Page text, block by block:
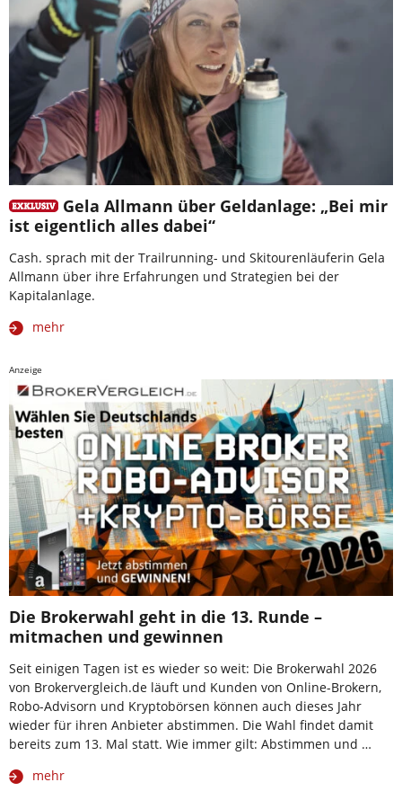
Gela Allmann über Geldanlage: „Bei mir
ist eigentlich alles dabei“
Cash. sprach mit der Trailrunning- und Skitourenläuferin Gela
Allmann über ihre Erfahrungen und Strategien bei der
Kapitalanlage.
mehr
Anzeige
Die Brokerwahl geht in die 13. Runde –
mitmachen und gewinnen
Seit einigen Tagen ist es wieder so weit: Die Brokerwahl 2026
von Brokervergleich.de läuft und Kunden von Online-Brokern,
Robo-Advisorn und Kryptobörsen können auch dieses Jahr
wieder für ihren Anbieter abstimmen. Die Wahl findet damit
bereits zum 13. Mal statt. Wie immer gilt: Abstimmen und …
mehr